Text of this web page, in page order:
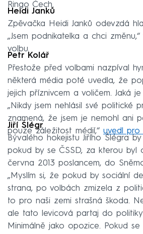
Ringo Čech.
Heidi Janků
Zpěvačka Heidi Janků odevzdá
„Jsem podnikatelka a chci
volbu.
Petr Kolář
Přestože před volbami nazpíval
některá média poté uvedla, že
jejich příznivcem a voličem. Jaká
„Nikdy jsem nehlásil své politické
znamená, že jsem je nemohl ani
pouze záležitost médií,“ uvedl pro
Jiří Šlégr
Bývalého hokejistu Jiřího Šlégra
pokud by se ČSSD, za kterou byl
června 2013 poslancem, do
„Myslím si, že pokud by sociální
strana, po volbách zmizela z
to pro naši zemi strašná škoda.
ale tato levicová partaj do
Minimálně jako opozice. Pokud